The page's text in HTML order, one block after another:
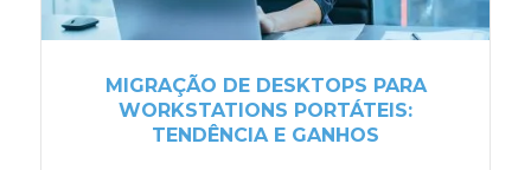
MIGRAÇÃO DE DESKTOPS PARA
WORKSTATIONS PORTÁTEIS:
TENDÊNCIA E GANHOS